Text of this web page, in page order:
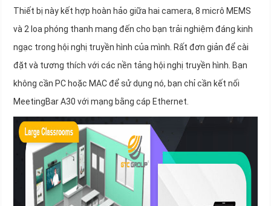
Thiết bị này kết hợp hoàn hảo giữa hai camera, 8 micrô MEMS
và 2 loa phóng thanh mang đến cho bạn trải nghiệm đáng kinh
ngạc trong hội nghị truyền hình của mình. Rất đơn giản để cài
đặt và tương thích với các nền tảng hội nghị truyền hình. Bạn
không cần PC hoặc MAC để sử dụng nó, bạn chỉ cần kết nối
MeetingBar A30 với mạng bằng cáp Ethernet.